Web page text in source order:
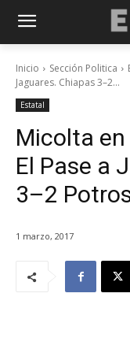
Inicio Sección Politica
Jaguares. Chiapas 3–2...
Estatal
Micolta en
El Pase a
3–2
1 marzo, 2017